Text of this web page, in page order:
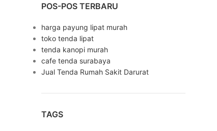
POS-POS TERBARU
harga payung lipat murah
toko tenda lipat
tenda kanopi murah
cafe tenda surabaya
Jual Tenda Rumah Sakit Darurat
TAGS